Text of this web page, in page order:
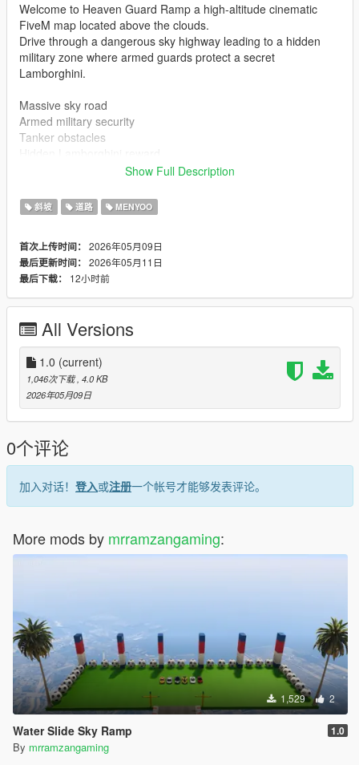
Welcome to Heaven Guard Ramp a high-altitude cinematic
FiveM map located above the clouds.
Drive through a dangerous sky highway leading to a hidden
military zone where armed guards protect a secret
Lamborghini.
Massive sky road
Armed military security
Tanker obstacles
Perfect for stunt & cinematic gameplay
Experience action, speed, and suspense in the skies of GTA V.
Show Full Description
斜坡 道路 MENYOO
首次上传时间： 2026年05月09日
最后更新时间： 2026年05月11日
最后下载：
12小时前
All Versions
1.0 (current)
1,046次下载 , 4.0 KB
2026年05月09日
0个评论
加入对话！ 登入或注册一个帐号才能够发表评论。
More mods by mrramzangaming:
1,529 2
Water Slide Sky Ramp 1.0
By mrramzangaming